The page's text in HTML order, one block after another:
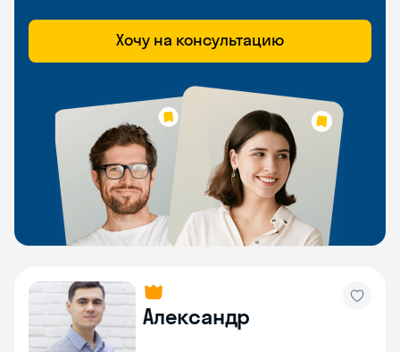
Хочу на консультацию
Александр